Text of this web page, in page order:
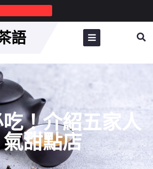
語
！介紹五家人
氣甜點店